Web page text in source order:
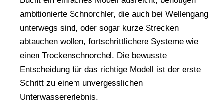
ambitionierte Schnorchler, die auch bei Wellengang
unterwegs sind, oder sogar kurze Strecken
abtauchen wollen, fortschrittlichere Systeme wie
einen Trockenschnorchel. Die bewusste
Entscheidung für das richtige Modell ist der erste
Schritt zu einem unvergesslichen
Unterwassererlebnis.